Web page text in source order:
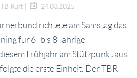
Ruit | 24.03.2025
richtete am Samstag das
für 6- bis 8-jährige
Frühjahr am Stützpunkt aus.
die erste Einheit. Der TBR